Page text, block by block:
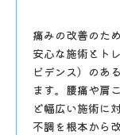
痛みの改善のた
安心な施術とト
ビデンス）のあ
ます。腰痛や肩
ど幅広い施術に
不調を根本から